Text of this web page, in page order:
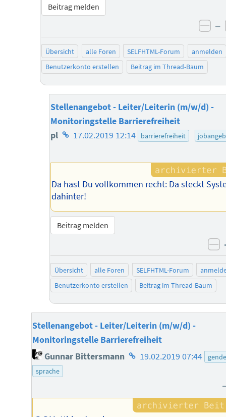
Beitrag melden
–
Übersicht alle Foren SELFHTML-Forum
anmelden
Benutzerkonto erstellen
Beitrag im Thread-Baum
Stellenangebot - Leiter/Leiterin (m/w/d) -
Monitoringstelle Barrierefreiheit
pl Homepage
Autors
17.02.2019 12:14 barrierefreiheit
Da hast Du vollkommen recht: Da steckt
dahinter!
Beitrag melden
Übersicht alle Foren SELFHTML-Forum
Benutzerkonto erstellen
Beitrag im Thread-Baum
Stellenangebot - Leiter/Leiterin (m/w/d) -
Monitoringstelle Barrierefreiheit
Gunnar Bittersmann Homepage
19.02.2019 07:44
sprache